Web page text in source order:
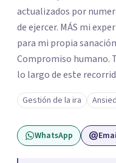
actualizados por
de ejercer. MÁS mi
para mi propia
Compromiso humano. Toda la experiencia que he vivido a
lo largo de este
una forma de vida
certeza de quien soy y
el mando de mi
pacientes en un
Gestión de la ira
WhatsApp